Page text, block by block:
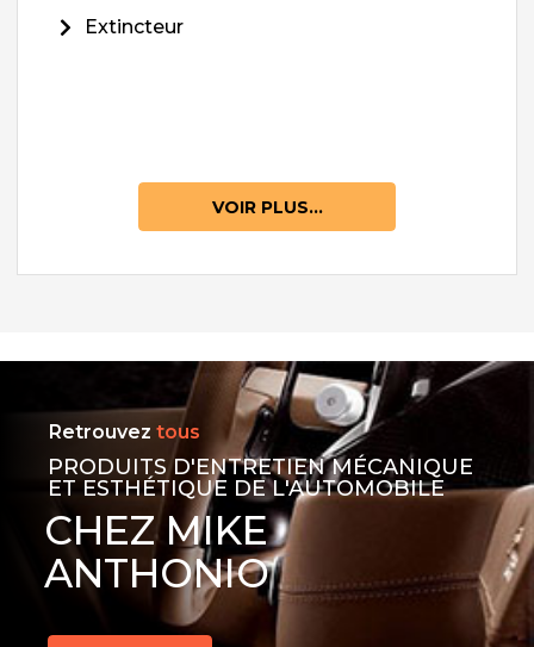
Extincteur
VOIR PLUS...
Retrouvez tous
PRODUITS D'ENTRETIEN MÉCANIQUE
ET ESTHÉTIQUE DE L'AUTOMOBILE
CHEZ MIKE
ANTHONIO